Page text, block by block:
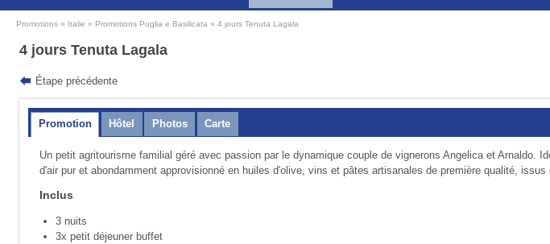
Promotions Italie Promotions Puglia e Basilicata 4 jours Tenuta Lagala
4 jours Tenuta Lagala
Étape précédente
Promotion Hôtel Photos Carte
Un petit agritourisme familial géré avec passion par le dynamique couple de vignerons Angelica et Arnaldo.
d'air pur et abondamment approvisionné en huiles d'olive, vins et pâtes artisanales de première qualité, issus
Inclus
3 nuits
3x petit déjeuner buffet